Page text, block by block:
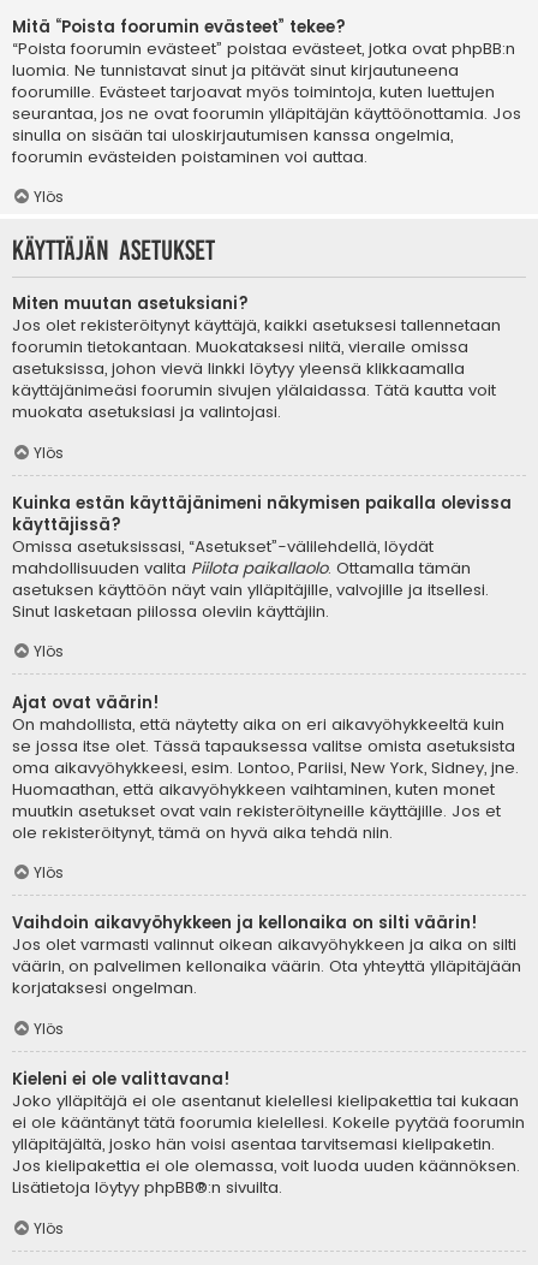
Mitä “Poista foorumin evästeet” tekee?
“Poista foorumin evästeet” poistaa evästeet, jotka ovat phpBB:n
luomia. Ne tunnistavat sinut ja pitävät sinut kirjautuneena
foorumille. Evästeet tarjoavat myös toimintoja, kuten luettujen
seurantaa, jos ne ovat foorumin ylläpitäjän käyttöönottamia. Jos
sinulla on sisään tai uloskirjautumisen kanssa ongelmia,
foorumin evästeiden poistaminen voi auttaa.
Ylös
Käyttäjän asetukset
Miten muutan asetuksiani?
Jos olet rekisteröitynyt käyttäjä, kaikki asetuksesi tallennetaan
foorumin tietokantaan. Muokataksesi niitä, vieraile omissa
asetuksissa, johon vievä linkki löytyy yleensä klikkaamalla
käyttäjänimeäsi foorumin sivujen ylälaidassa. Tätä kautta voit
muokata asetuksiasi ja valintojasi.
Ylös
Kuinka estän käyttäjänimeni näkymisen paikalla olevissa
käyttäjissä?
Omissa asetuksissasi, “Asetukset”-välilehdellä, löydät
mahdollisuuden valita Piilota paikallaolo. Ottamalla tämän
asetuksen käyttöön näyt vain ylläpitäjille, valvojille ja itsellesi.
Sinut lasketaan piilossa oleviin käyttäjiin.
Ylös
Ajat ovat väärin!
On mahdollista, että näytetty aika on eri aikavyöhykkeeltä kuin
se jossa itse olet. Tässä tapauksessa valitse omista asetuksista
oma aikavyöhykkeesi, esim. Lontoo, Pariisi, New York, Sidney, jne.
Huomaathan, että aikavyöhykkeen vaihtaminen, kuten monet
muutkin asetukset ovat vain rekisteröityneille käyttäjille. Jos et
ole rekisteröitynyt, tämä on hyvä aika tehdä niin.
Ylös
Vaihdoin aikavyöhykkeen ja kellonaika on silti väärin!
Jos olet varmasti valinnut oikean aikavyöhykkeen ja aika on silti
väärin, on palvelimen kellonaika väärin. Ota yhteyttä ylläpitäjään
korjataksesi ongelman.
Ylös
Kieleni ei ole valittavana!
Joko ylläpitäjä ei ole asentanut kielellesi kielipakettia tai kukaan
ei ole kääntänyt tätä foorumia kielellesi. Kokeile pyytää foorumin
ylläpitäjältä, josko hän voisi asentaa tarvitsemasi kielipaketin.
Jos kielipakettia ei ole olemassa, voit luoda uuden käännöksen.
Lisätietoja löytyy phpBB®:n sivuilta.
Ylös